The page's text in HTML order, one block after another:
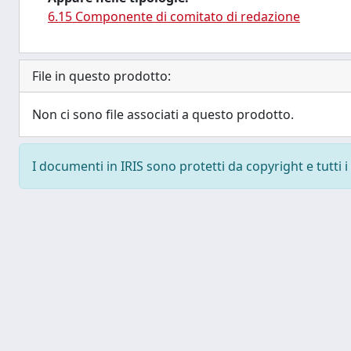
6.15 Componente di comitato di redazione
File in questo prodotto:
Non ci sono file associati a questo prodotto.
I documenti in IRIS sono protetti da copyright e tutti